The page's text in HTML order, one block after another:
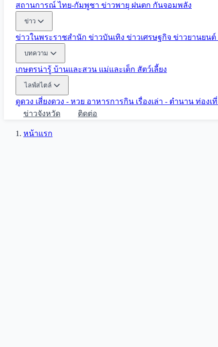
สถานการณ์ ไทย-กัมพูชา ข่าวพายุ ฝนตก กันจอมพลัง
ข่าว
ข่าวในพระราชสำนัก ข่าวบันเทิง ข่าวเศรษฐกิจ ข่าวยานยนต์
บทความ
เกษตรน่ารู้ บ้านและสวน แม่และเด็ก สัตว์เลี้ยง
ไลฟ์สไตล์
ดูดวง เสี่ยงดวง - หวย อาหารการกิน เรื่องเล่า - ตำนาน ท่องเ
ข่าวจังหวัด
ติดต่อ
หน้าแรก